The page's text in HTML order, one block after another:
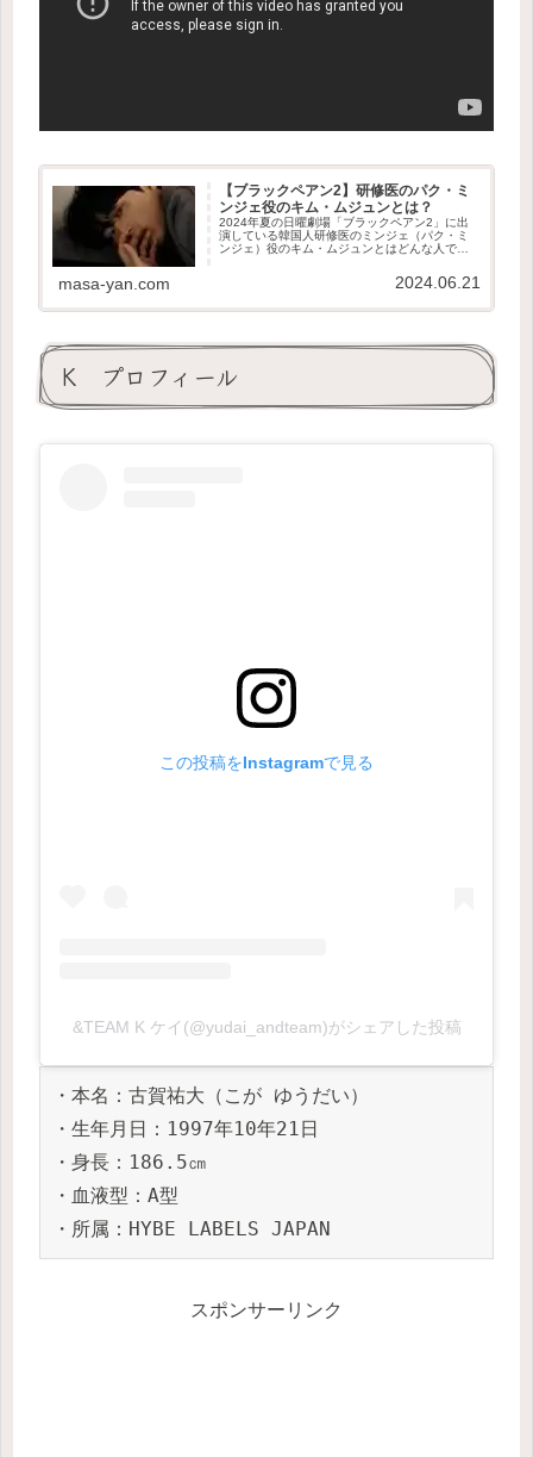
【ブラックペアン2】研修医のパク・ミ
ンジェ役のキム・ムジュンとは？
2024年夏の日曜劇場「ブラックペアン2」に出
演している韓国人研修医のミンジェ（パク・ミ
ンジェ）役のキム・ムジュンとはどんな人でし
masa-yan.com 2024.06.21
K プロフィール
この投稿をInstagramで見る
&TEAM K ケイ(@yudai_andteam)がシェアした投稿
・本名：古賀祐大（こが ゆうだい）
・生年月日：1997年10年21日
・身長：186.5㎝
・血液型：A型
・所属：HYBE LABELS JAPAN
スポンサーリンク